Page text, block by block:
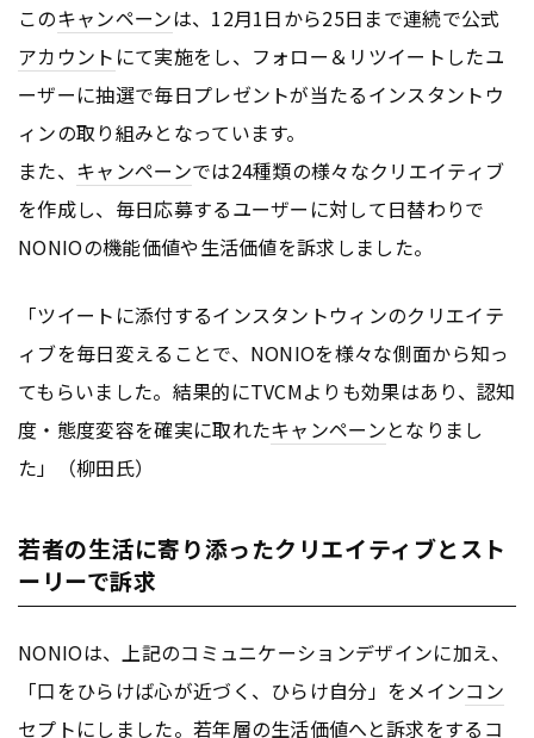
このキャンペーンは、12月1日から25日まで連続で公式
アカウント にて実施をし、フォロー＆リツイートしたユ
ーザーに抽選で毎日プレゼントが当たるインスタントウ
ィンの取り組みとなっています。
また、 キャンペーンでは24種類の様々なクリエイティブ
を作成し、毎日応募するユーザーに対して日替わりで
NONIOの機能価値や生活価値を訴求しました。
「ツイートに添付するインスタントウィンのクリエイテ
ィブを毎日変えることで、NONIOを様々な側面から知っ
てもらいました。結果的にTVCMよりも効果はあり、認知
度・態度変容を確実に取れたキャンペーンとなりまし
た」（柳田氏）
若者の生活に寄り添ったクリエイティブとスト
ーリーで訴求
NONIOは、上記のコミュニケーションデザインに加え、
「口をひらけば心が近づく、ひらけ自分」をメインコン
セプトにしました。若年層の生活価値へと訴求をするコ